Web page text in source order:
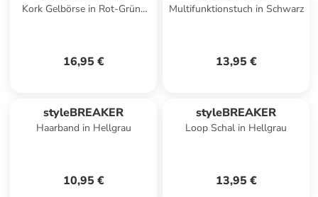
Kork Gelbörse in Rot-Grün-
16,95 €
Multifunktionstuch in Schwarz
13,95 €
styleBREAKER
Haarband in Hellgrau
10,95 €
styleBREAKER
Loop Schal in Hellgrau
13,95 €